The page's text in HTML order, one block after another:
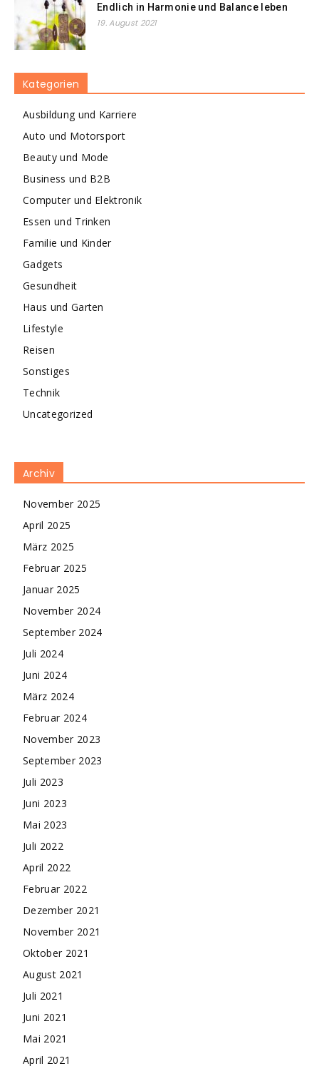
Endlich in Harmonie und Balance leben
19. August 2021
Kategorien
Ausbildung und Karriere
Auto und Motorsport
Beauty und Mode
Business und B2B
Computer und Elektronik
Essen und Trinken
Familie und Kinder
Gadgets
Gesundheit
Haus und Garten
Lifestyle
Reisen
Sonstiges
Technik
Uncategorized
Archiv
November 2025
April 2025
März 2025
Februar 2025
Januar 2025
November 2024
September 2024
Juli 2024
Juni 2024
März 2024
Februar 2024
November 2023
September 2023
Juli 2023
Juni 2023
Mai 2023
Juli 2022
April 2022
Februar 2022
Dezember 2021
November 2021
Oktober 2021
August 2021
Juli 2021
Juni 2021
Mai 2021
April 2021